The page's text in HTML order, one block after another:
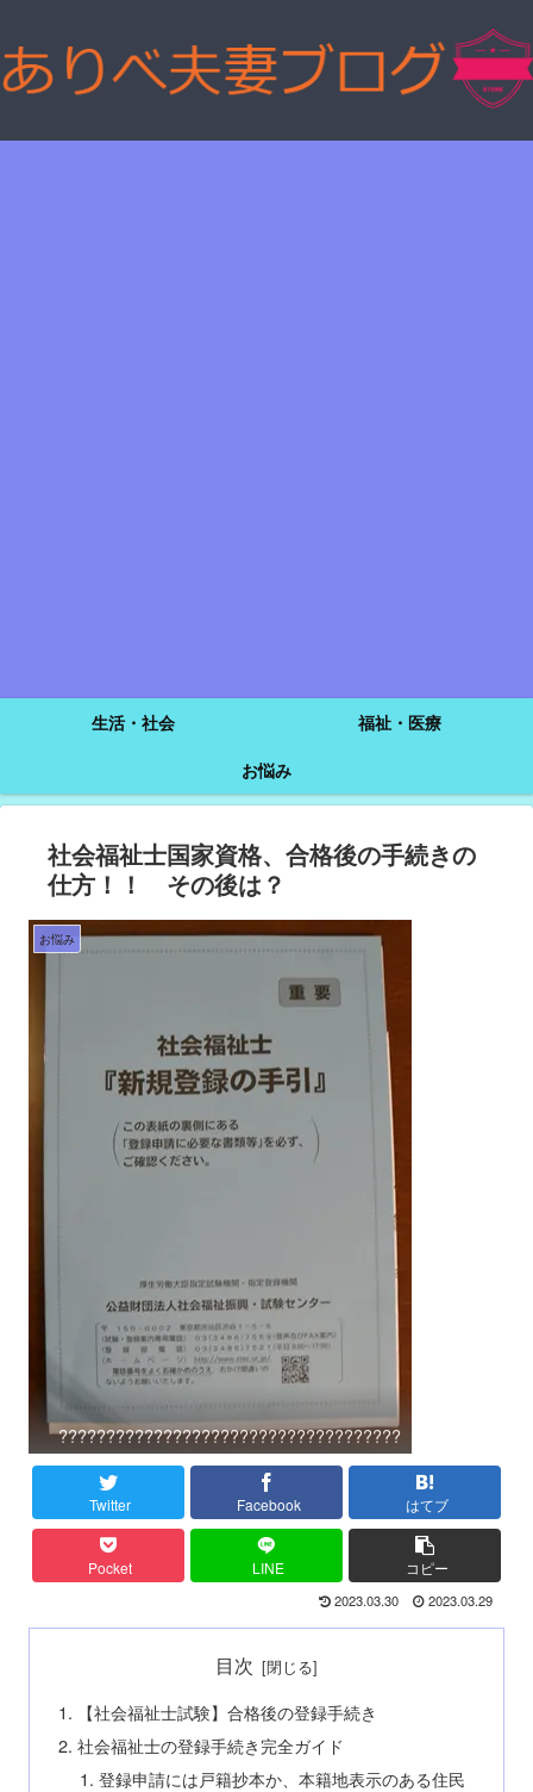
生活・社会
福祉・医療
お悩み
社会福祉士国家資格、合格後の手続きの
仕方！！ その後は？
お悩み
????????????????????????????????????
Twitter Facebook はてブ
Pocket LINE コピー
2023.03.30 2023.03.29
目次
【社会福祉士試験】合格後の登録手続き
社会福祉士の登録手続き完全ガイド
登録申請には戸籍抄本か、本籍地表示のある住民